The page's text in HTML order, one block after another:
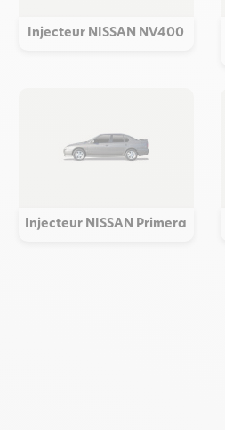
Injecteur NISSAN NV400
Injecteur NISSAN Primera